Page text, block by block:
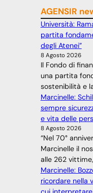
AGENSIR
Università:
partita
degli Atenei”
8 Agosto 2026
Il Fondo di
una partita
sostenibilità e
Marcinelle:
sempre
e vita delle
8 Agosto 2026
“Nel 70°
Marcinelle il
alle 262
Marcinelle:
ricordare nella